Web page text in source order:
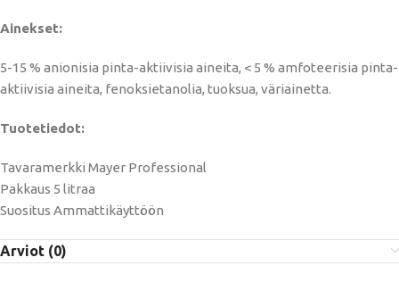
Ainekset:
5-15 % anionisia pinta-aktiivisia aineita, < 5 % amfoteerisia pinta-
aktiivisia aineita, fenoksietanolia, tuoksua, väriainetta.
Tuotetiedot:
Tavaramerkki Mayer Professional
Pakkaus 5 litraa
Suositus Ammattikäyttöön
Arviot (0)